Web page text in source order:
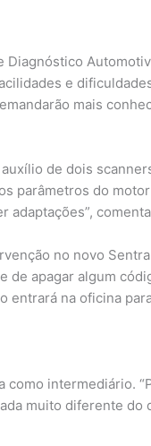
e
mais
de dois
parâmetros do
adaptações”,
no novo
apagar algum
entrará na oficina
intermediário.
muito diferente do